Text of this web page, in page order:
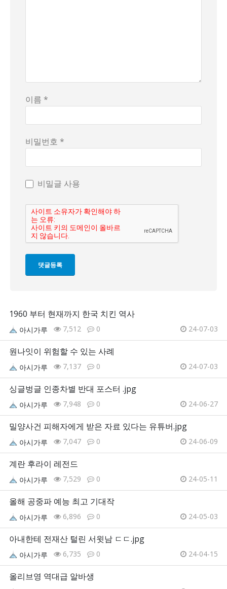
이름 *
비밀번호 *
비밀글 사용
1960 부터 현재까지 한국 치킨 역사
아시가루 7,512 0 24-07-03
원나잇이 위험할 수 있는 사례
아시가루 7,137 0 24-07-03
싱글벙글 인종차별 반대 포스터 .jpg
아시가루 7,948 0 24-06-27
밀양사건 피해자에게 받은 자료 있다는 유튜버.jpg
아시가루 7,047 0 24-06-09
계란 후라이 레전드
아시가루 7,529 0 24-05-11
올해 공중파 예능 최고 기대작
아시가루 6,896 0 24-05-03
아내한테 전재산 털린 서윗남 ㄷㄷ.jpg
아시가루 6,735 0 24-04-15
올리브영 역대급 알바생